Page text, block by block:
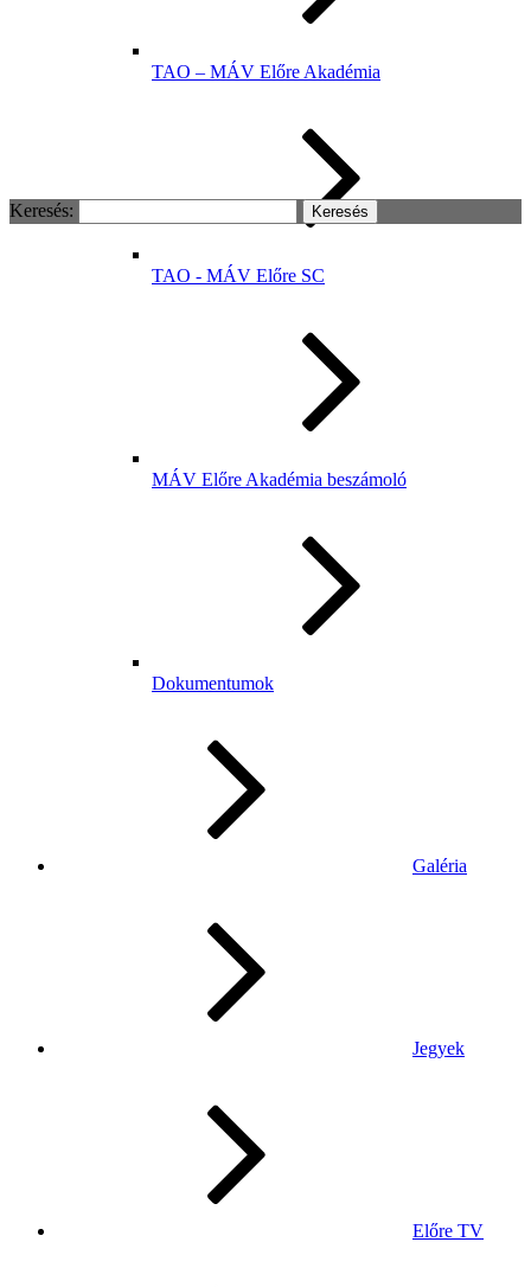
TAO – MÁV Előre Akadémia
TAO - MÁV Előre SC
MÁV Előre Akadémia beszámoló
Dokumentumok
Galéria
Jegyek
Előre TV
Keresés: